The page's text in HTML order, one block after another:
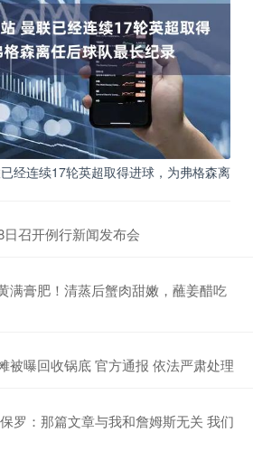
经连续17轮英超取得进球，为弗格森离
召开例行新闻发布会
满膏肥！清蒸后蟹肉甜嫩，蘸姜醋吃
被曝回收锅底 官方通报 依法严肃处理
罗：那篇文章与我和詹姆斯无关 我们